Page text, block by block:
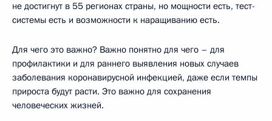
не достигнут в 55 регионах страны, но мощности есть, тест-
системы есть и возможности к наращиванию есть.
Для чего это важно? Важно понятно для чего – для
профилактики и для раннего выявления новых случаев
заболевания коронавирусной инфекцией, даже если темпы
прироста будут расти. Это важно для сохранения
человеческих жизней.